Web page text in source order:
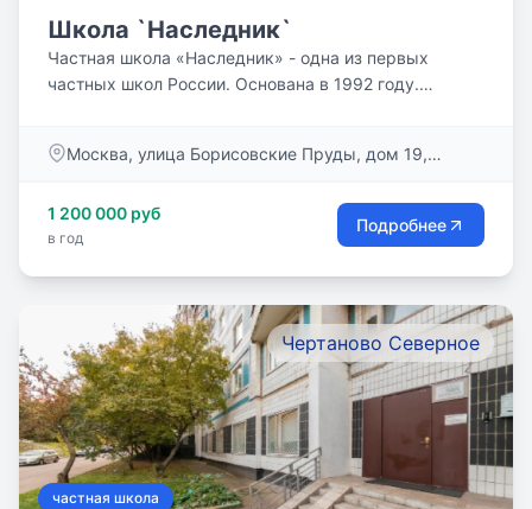
Школа `Наследник`
Частная школа «Наследник» - одна из первых
частных школ России. Основана в 1992 году.
Москва, улица Борисовские Пруды, дом 19,
1 200 000 руб
в год
Подробнее
Чертаново Северное
частная школа